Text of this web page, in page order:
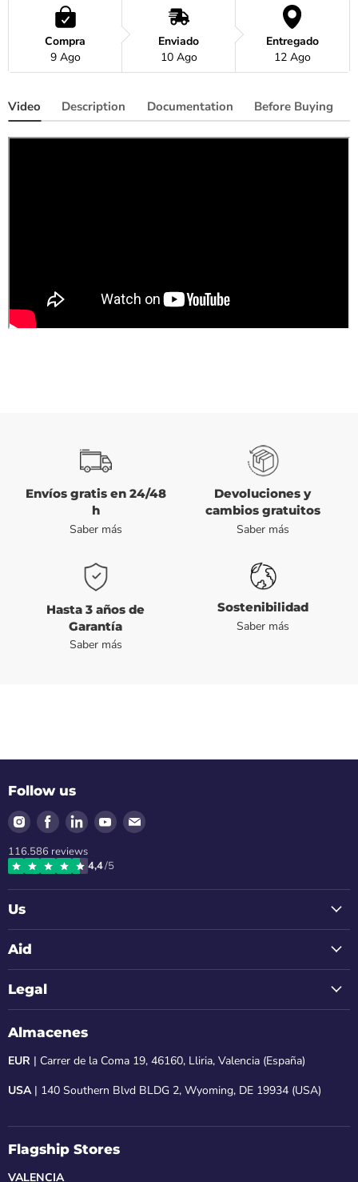
Compra
9 Ago
Enviado
10 Ago
Entregado
12 Ago
Video Description Documentation Before Buying
Envíos gratis en 24/48
h
Saber más
Devoluciones y
cambios gratuitos
Saber más
Hasta 3 años de
Garantía
Saber más
Sostenibilidad
Saber más
Follow us
Find
us
on
Instagram
Find
us
on
Facebook
Find
us
on
LinkedIn
Find
us
Find
116.586 reviews
4,4/5
Us
Aid
Legal
Almacenes
EUR | Carrer de la Coma 19, 46160, Lliria, Valencia (España)
USA| 140 Southern Blvd BLDG 2, Wyoming, DE 19934 (USA)
Flagship Stores
VALENCIA